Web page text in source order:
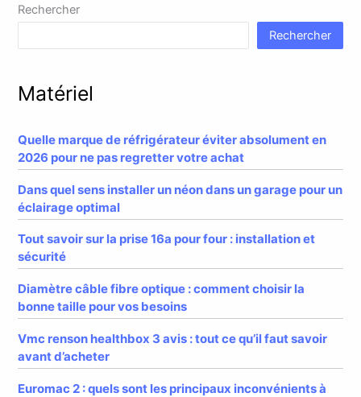
Rechercher
Rechercher
Matériel
Quelle marque de réfrigérateur éviter absolument en
2026 pour ne pas regretter votre achat
Dans quel sens installer un néon dans un garage pour un
éclairage optimal
Tout savoir sur la prise 16a pour four : installation et
sécurité
Diamètre câble fibre optique : comment choisir la
bonne taille pour vos besoins
Vmc renson healthbox 3 avis : tout ce qu’il faut savoir
avant d’acheter
Euromac 2 : quels sont les principaux inconvénients à